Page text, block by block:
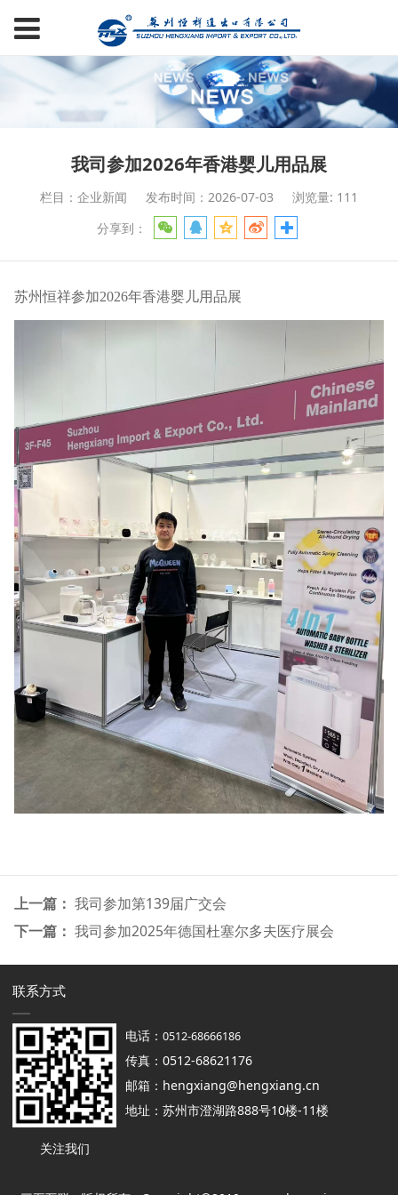
我司参加2026年香港婴儿用品展
栏目：企业新闻 发布时间：2026-07-03
浏览量: 111
分享到：
苏州恒祥参加2026年香港婴儿用品展
上一篇： 我司参加第139届广交会
下一篇： 我司参加2025年德国杜塞尔多夫医疗展会
联系方式
关注我们
电话：0512-68666186
传真：0512-68621176
邮箱：hengxiang@hengxiang.cn
地址：苏州市澄湖路888号10楼-11楼